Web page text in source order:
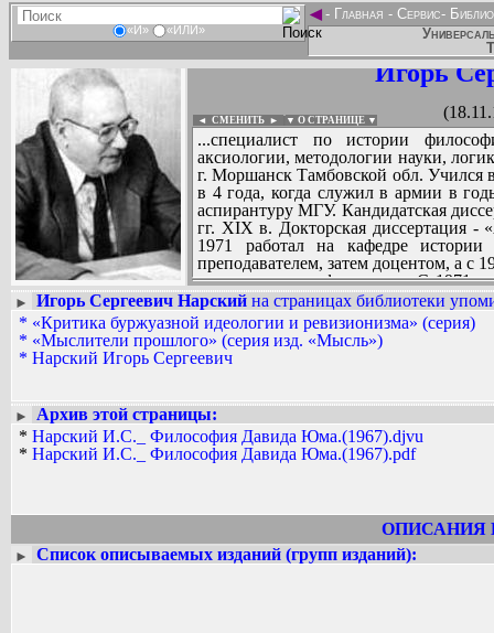
«И» «ИЛИ»
◄- Главная - Сервис-
Игорь
◄ СМЕНИТЬ ► ▼ О СТРАНИЦЕ ▼
...специалист по истории
аксиологии, методологии науки,
г. Моршанск Тамбовской обл.
в 4 года, когда служил в армии в
аспирантуру МГУ. Кандидатская
гг. XIX в. Докторская диссертация -
1971 работал на кафедре
преподавателем, затем доцентом, а с
логики того же факультета. С 1971
жизни - профессор Российской
старшим научным сотрудником в ИФ
Вадим Ершов...
...
► Игорь Сергеевич Нарский на страницах библиотеки
* «Критика буржуазной идеологии и ревизионизма» (серия)
* «Мыслители прошлого» (серия изд. «Мысль»)
* Нарский Игорь Сергеевич
►
Архив этой страницы:
* Нарский И.С._ Философия Давида Юма.(1967).djvu
* Нарский И.С._ Философия Давида Юма.(1967).pdf
ОПИСАНИЯ
► Список описываемых изданий (групп изданий):